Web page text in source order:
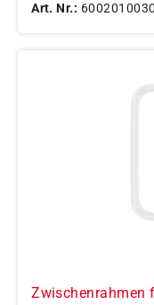
Art. Nr.:
Zwischenrahmen